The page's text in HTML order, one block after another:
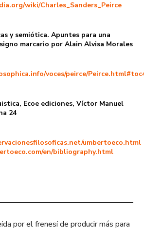
wiki/Charles_Sanders_Peirce
y semiótica. Apuntes para una
marcario por Alain Alvisa Morales
voces/peirce/
Ecoe ediciones, Víctor Manuel
24
umbertoeco.html
en/bibliography.html
por el frenesí de producir más para